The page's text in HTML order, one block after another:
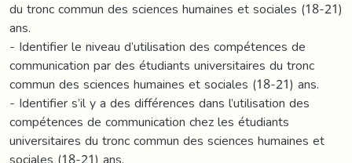
du tronc commun des sciences humaines et sociales (18-21)
ans.
- Identifier le niveau d’utilisation des compétences de
communication par des étudiants universitaires du tronc
commun des sciences humaines et sociales (18-21) ans.
- Identifier s’il y a des différences dans l’utilisation des
compétences de communication chez les étudiants
universitaires du tronc commun des sciences humaines et